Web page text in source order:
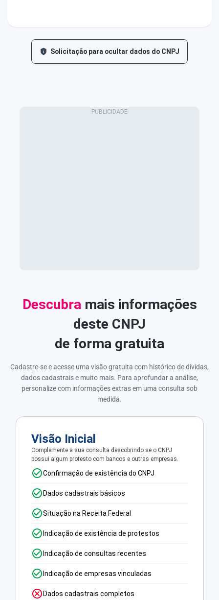
Solicitação para ocultar dados do CNPJ
Descubra mais informações
deste CNPJ
de forma gratuita
Cadastre-se e acesse uma visão gratuita com histórico de dívidas,
dados cadastrais e muito mais. Para aprofundar a análise,
personalize com informações extras em uma consulta sob
medida.
Visão Inicial
Complemente a sua consulta descobrindo se o CNPJ
possui algum protesto com bancos e outras empresas.
Confirmação de existência do CNPJ
Dados cadastrais básicos
Situação na Receita Federal
Indicação de existência de protestos
Indicação de consultas recentes
Indicação de empresas vinculadas
Dados cadastrais completos